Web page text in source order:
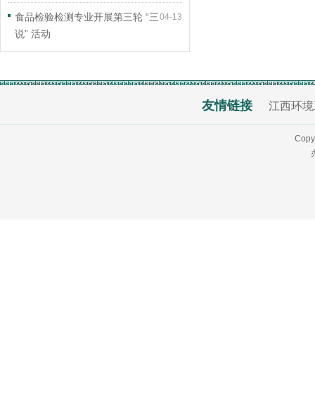
04-13
食品检验检测专业开展第三轮 “三
说” 活动
友情链接 江西环